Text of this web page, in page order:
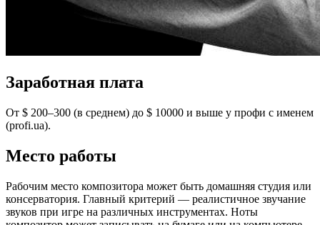
Заработная плата
От $ 200–300 (в среднем) до $ 10000 и выше у профи с именем
(profi.ua).
Место работы
Рабочим место композитора может быть домашняя студия или
консерватория. Главный критерий — реалистичное звучание
звуков при игре на различных инструментах. Ноты